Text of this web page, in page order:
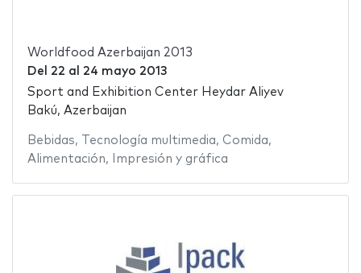
Worldfood Azerbaijan 2013
Del 22 al 24 mayo 2013
Sport and Exhibition Center Heydar Aliyev
Bakú, Azerbaijan
Bebidas, Tecnología multimedia, Comida,
Alimentación, Impresión y gráfica